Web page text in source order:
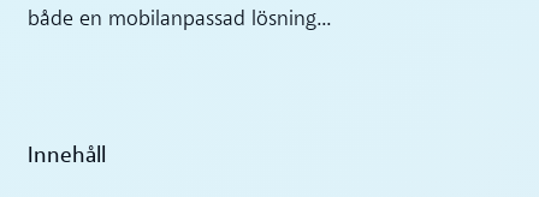
både en mobilanpassad lösning...
Innehåll